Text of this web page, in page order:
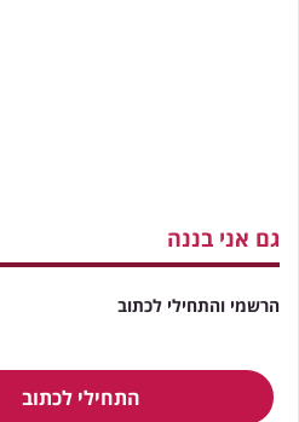
גם אני בננה
הרשמי והתחילי לכתוב
התחילי לכתוב